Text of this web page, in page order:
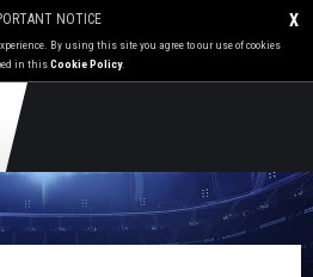
X
NOTICE
By using this site you agree to our use of cookies
in thisCookie Policy.